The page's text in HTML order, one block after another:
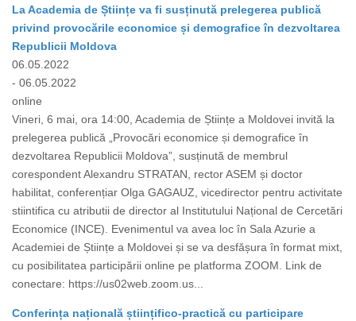
La Academia de Științe va fi susținută prelegerea publică
privind provocările economice și demografice în dezvoltarea
Republicii Moldova
06.05.2022
- 06.05.2022
online
Vineri, 6 mai, ora 14:00, Academia de Științe a Moldovei invită la
prelegerea publică „Provocări economice și demografice în
dezvoltarea Republicii Moldova”, susținută de membrul
corespondent Alexandru STRATAN, rector ASEM și doctor
habilitat, conferențiar Olga GAGAUZ, vicedirector pentru activitate
stiintifica cu atributii de director al Institutului Național de Cercetări
Economice (INCE). Evenimentul va avea loc în Sala Azurie a
Academiei de Științe a Moldovei și se va desfășura în format mixt,
cu posibilitatea participării online pe platforma ZOOM. Link de
conectare: https://us02web.zoom.us...
Conferința națională științifico-practică cu participare